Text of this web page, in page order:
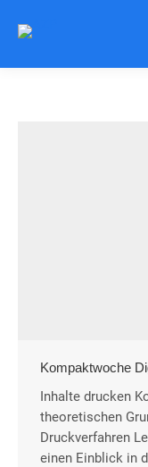
Kompaktwoche
Inhalte drucken
theoretischen
Druckverfahren
einen Einblick in